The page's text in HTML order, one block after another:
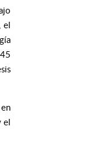
el
el